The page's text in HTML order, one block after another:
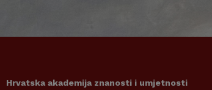
Hrvatska akademija znanosti i umjetnosti